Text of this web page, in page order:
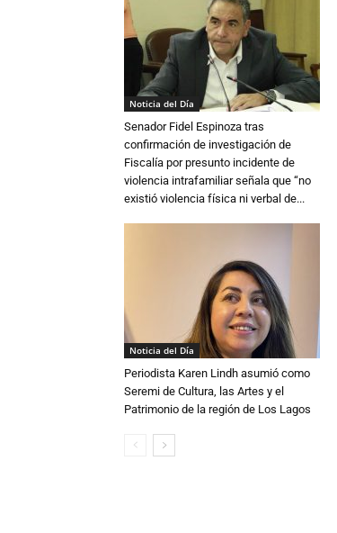
Noticia del Día
Senador Fidel Espinoza tras
confirmación de investigación de
Fiscalía por presunto incidente de
violencia intrafamiliar señala que “no
existió violencia física ni verbal de...
Noticia del Día
Periodista Karen Lindh asumió como
Seremi de Cultura, las Artes y el
Patrimonio de la región de Los Lagos